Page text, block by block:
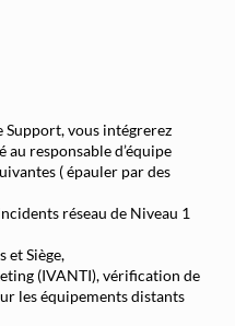
Continue et Déploiement Continu
as Code avec Terraform et
Automatisation Réseau avec Python
Software-Defined Networking (SDN) et SD-
Supervision et Observabilité Réseau
Support, vous intégrerez
responsable d’équipe
( épauler par des
réseau de Niveau 1
et Siège,
(IVANTI), vérification de
les équipements distants